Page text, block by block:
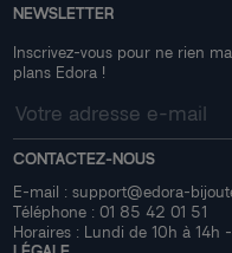
NEWSLETTER
Inscrivez-vous pour ne rien
plans Edora !
CONTACTEZ-NOUS
E-mail : support@edora-
Téléphone : 01 85 42 01 51
Horaires : Lundi de 10h à